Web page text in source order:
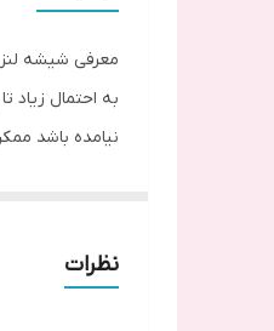
معرفی شیشه
به احتمال زیاد
نیامده باشد
تفاوت اصلی و
همانند دیگر
نظرات